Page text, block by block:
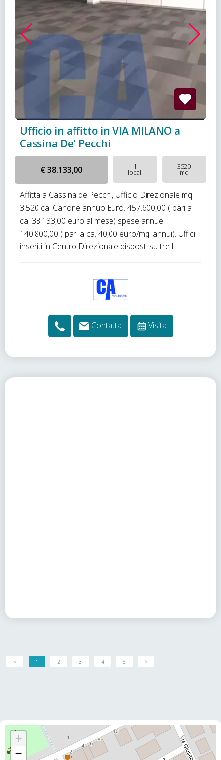
Ufficio in affitto in VIA MILANO a
Cassina De' Pecchi
€ 38.133,00 1
locali
3520
mq
Affitta a Cassina de'Pecchi, Ufficio Direzionale mq.
3.520 ca. Canone annuo Euro. 457.600,00 ( pari a
ca. 38.133,00 euro al mese) spese annue
140.800,00 ( pari a ca. 40,00 euro/mq. annui). Uffici
inseriti in Centro Direzionale disposti su tre l...
Contatta Visita
< 1 2 3 4 5 >
+
−